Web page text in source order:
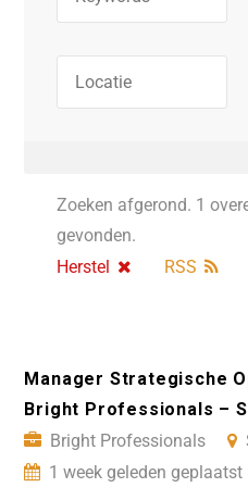
Zoeken afgerond. 1
gevonden.
Herstel
RSS
Manager Strategische
Bright Professionals –
Bright Professionals
1 week geleden geplaatst